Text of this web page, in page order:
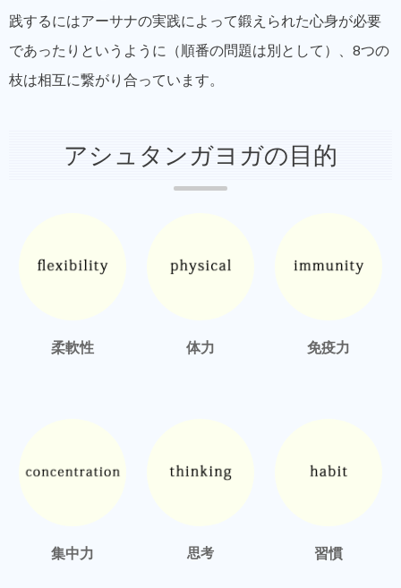
践するにはアーサナの実践によって鍛えられた心身が必要
であったりというように（順番の問題は別として）、8つの
枝は相互に繋がり合っています。
アシュタンガヨガの目的
柔軟性 体力 免疫力
集中力 思考 習慣